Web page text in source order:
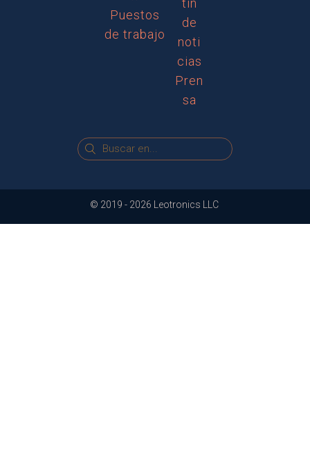
Puestos
de trabajo
tín
de
noti
cias
Pren
sa
© 2019 - 2026 Leotronics LLC